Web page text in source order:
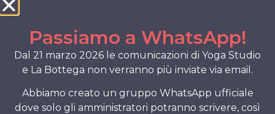
e mai scontate.
Vivere in una società ossessionata dalla
fama e dal raggiungimento di uno
isolante.
Integrare tutto ciò portandolo al di là di
Passiamo a WhatsApp!
Dal 21 marzo 2026 le comunicazioni di Yoga Studio
e La Bottega non verranno più inviate via email.
Abbiamo creato un gruppo WhatsApp ufficiale
dove solo gli amministratori potranno scrivere, così